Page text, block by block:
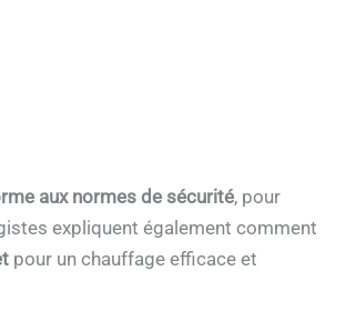
aux normes de sécurité, pour
expliquent également comment
pour un chauffage efficace et